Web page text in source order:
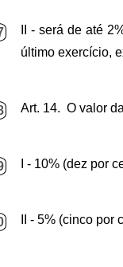
II - será de até
último exercício,
Art. 14. O valor
I - 10% (dez por
II - 5% (cinco